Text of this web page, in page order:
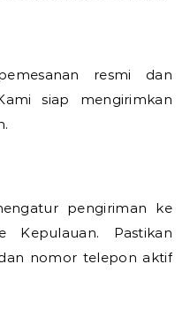
resmi dan
siap mengirimkan
pengiriman ke
Pastikan
nomor telepon aktif